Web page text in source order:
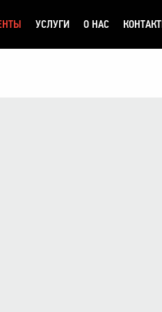
УСЛУГИ О НАС